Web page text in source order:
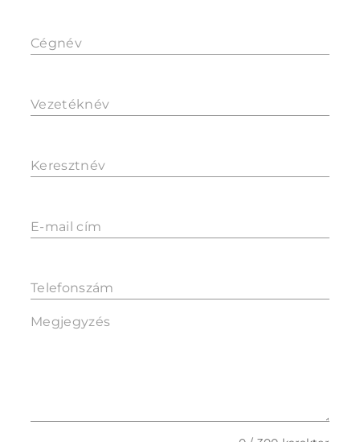
Cégnév
Vezetéknév
Keresztnév
E-mail cím
Telefonszám
Megjegyzés